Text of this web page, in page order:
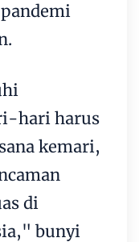
hari harus
kemari,
di
bunyi